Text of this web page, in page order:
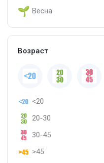
Весна
Возраст
<20
20-30
30-45
>45